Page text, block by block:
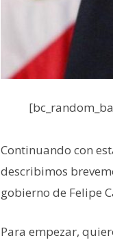
Continuando con
describimos
gobierno de Felipe
Para empezar,